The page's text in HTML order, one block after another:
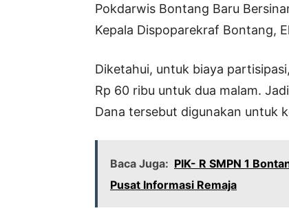
Pokdarwis Bontang Baru
Kepala Dispoparekraf Bontang,
Diketahui, untuk biaya
Rp 60 ribu untuk dua malam.
Dana tersebut digunakan untuk
Baca Juga: PIK- R SMPN 1
Pusat Informasi Remaja